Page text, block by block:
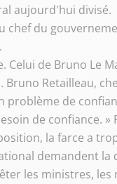
aujourd'hui divisé.
chef du
de Bruno Le
Retailleau,
problème de
de confiance.
la farce a
demandent la
les ministres,